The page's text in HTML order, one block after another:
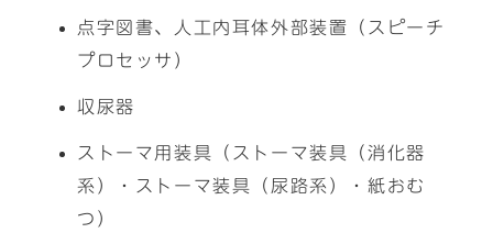
点字図書、人工内耳体外部装置（スピーチ
プロセッサ）
収尿器
ストーマ用装具（ストーマ装具（消化器
系）・ストーマ装具（尿路系）・紙おむ
つ）